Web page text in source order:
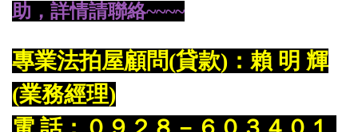
助，詳情請聯絡~~~~
專業法拍屋顧問(貸款)：賴 明 輝
(業務經理)